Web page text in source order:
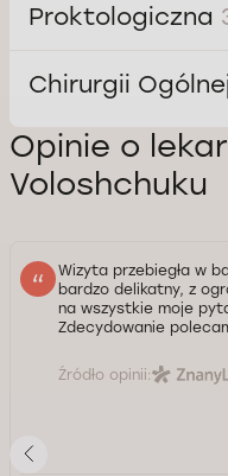
Proktologiczna
Chirurgii
Opinie o
Voloshchuku
Wizyta przebiegła w
bardzo delikatny, z
na wszystkie moje
Zdecydowanie
Źródło opinii: